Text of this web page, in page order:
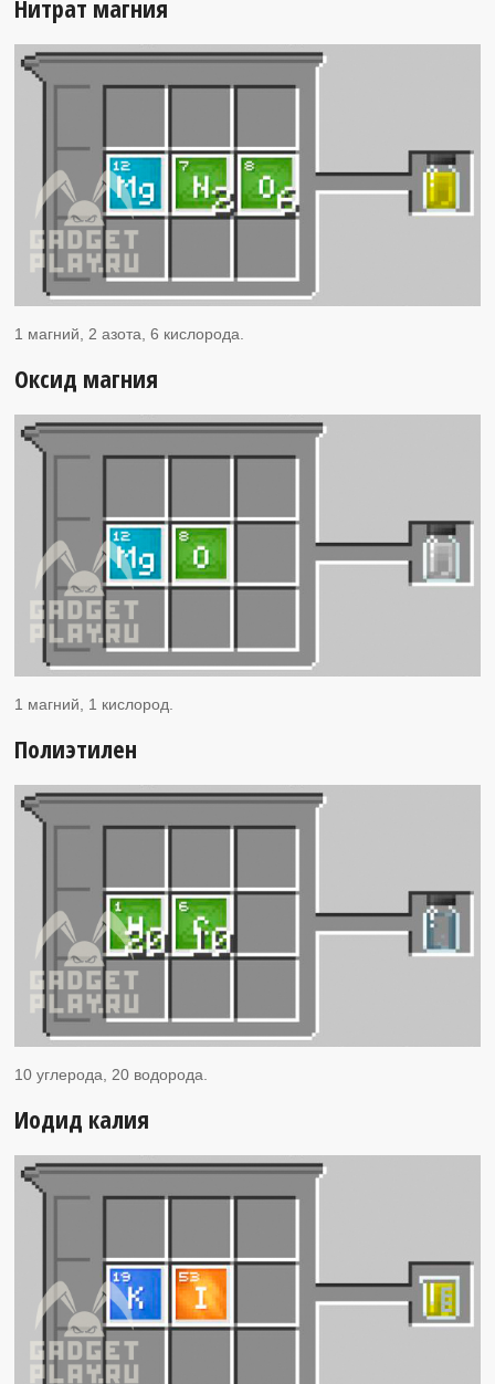
Нитрат магния
1 магний, 2 азота, 6 кислорода.
Оксид магния
1 магний, 1 кислород.
Полиэтилен
10 углерода, 20 водорода.
Иодид калия